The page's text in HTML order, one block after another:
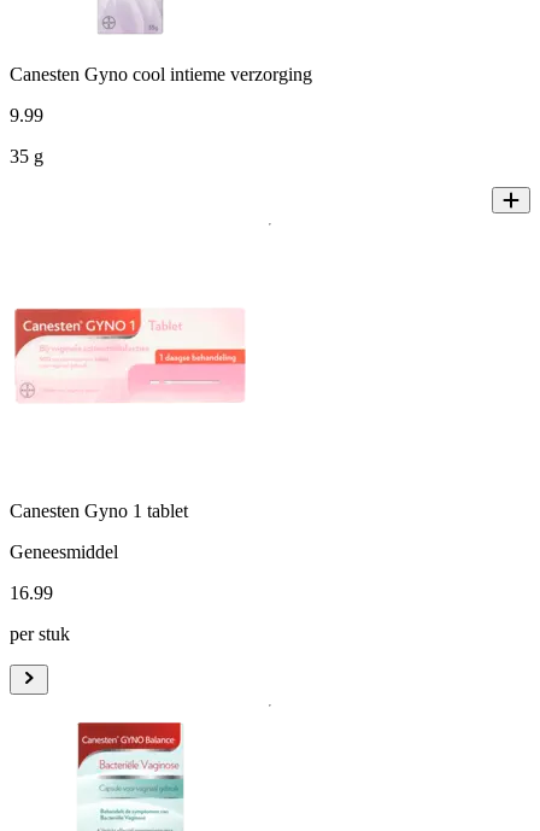
Canesten Gyno cool intieme verzorging
9.99
35 g
Canesten Gyno 1 tablet
Geneesmiddel
16.99
per stuk